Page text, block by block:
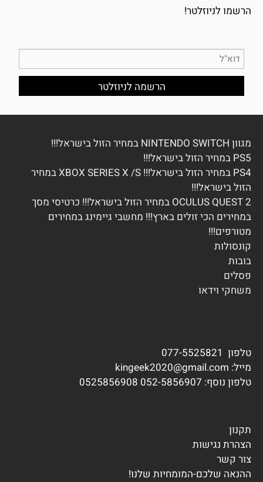
הרשמו לניוזלטר!
מגוון NINTENDO SWITCH במחיר הזול בישראל!!!
PS5 במחיר הזול בישראל!!!
PS4 במחיר הזול בישראל!!! XBOX SERIES X /S במחיר
הזול בישראל!!!
OCULUS QUEST 2 במחיר הזול בישראל!!! כרטיסי מסך
במחירים הכי זולים בארץ!!! מחשבי גיימינג במחירים
מטורפים!!!
קונסולות
בובות
פסלים
משחקי וידאו
טלפון:
077-5525821
מייל: kingeek2020@gmail.com
טלפון נוסף:
052-5856907 0525856908
תקנון
הצהרת נגישות
צור קשר
ההנאה שלכם-המומחיות שלנו!